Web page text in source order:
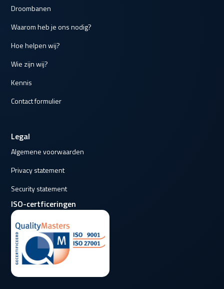
Droombanen
Waarom heb je ons nodig?
Hoe helpen wij?
Wie zijn wij?
Kennis
Contact formulier
Legal
Algemene voorwaarden
Privacy statement
Security statement
ISO-certficeringen